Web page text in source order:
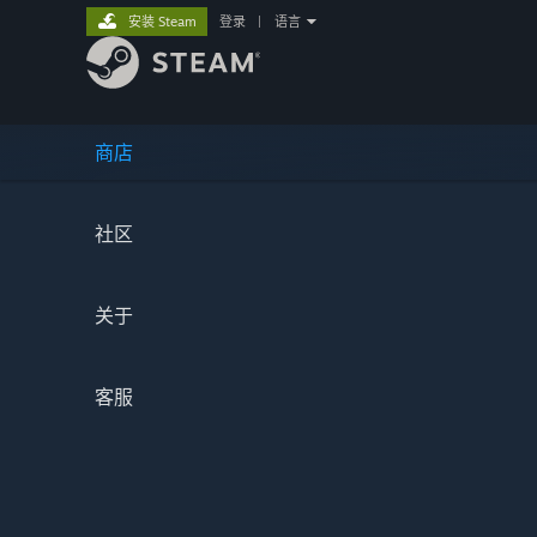
商店
社区
关于
客服
安装 Steam 登录 语言